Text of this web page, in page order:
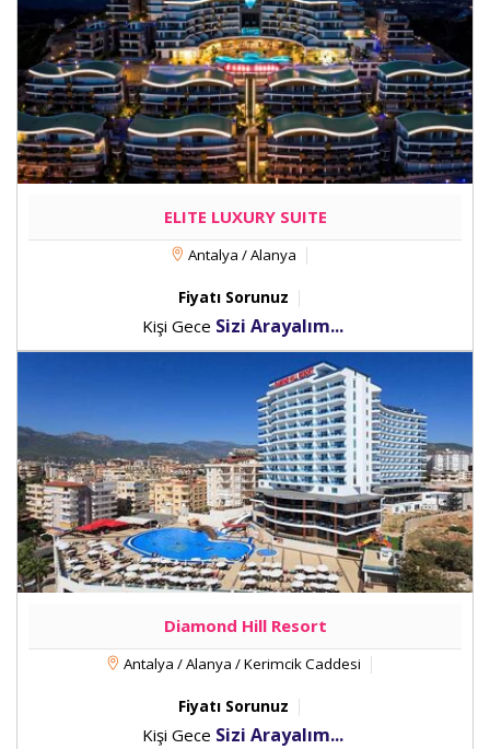
ELITE LUXURY SUITE
Antalya / Alanya
Fiyatı Sorunuz
Kişi Gece Sizi Arayalım...
Diamond Hill Resort
Antalya / Alanya / Kerimcik Caddesi
Fiyatı Sorunuz
Kişi Gece Sizi Arayalım...